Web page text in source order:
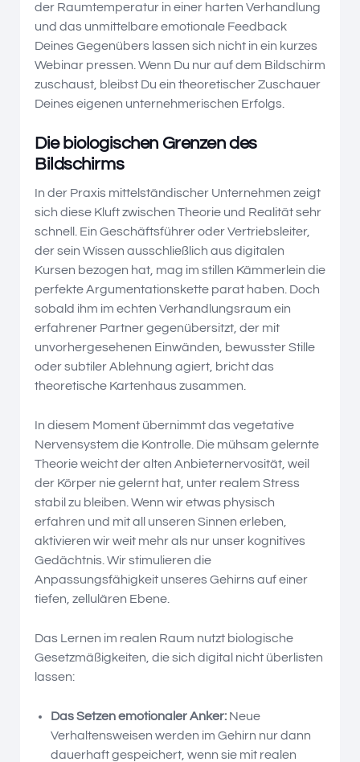
der Raumtemperatur in einer harten Verhandlung
und das unmittelbare emotionale Feedback
Deines Gegenübers lassen sich nicht in ein kurzes
Webinar pressen. Wenn Du nur auf dem Bildschirm
zuschaust, bleibst Du ein theoretischer Zuschauer
Deines eigenen unternehmerischen Erfolgs.
Die biologischen Grenzen des
Bildschirms
In der Praxis mittelständischer Unternehmen zeigt
sich diese Kluft zwischen Theorie und Realität sehr
schnell. Ein Geschäftsführer oder Vertriebsleiter,
der sein Wissen ausschließlich aus digitalen
Kursen bezogen hat, mag im stillen Kämmerlein die
perfekte Argumentationskette parat haben. Doch
sobald ihm im echten Verhandlungsraum ein
erfahrener Partner gegenübersitzt, der mit
unvorhergesehenen Einwänden, bewusster Stille
oder subtiler Ablehnung agiert, bricht das
theoretische Kartenhaus zusammen.
In diesem Moment übernimmt das vegetative
Nervensystem die Kontrolle. Die mühsam gelernte
Theorie weicht der alten Anbieternervosität, weil
der Körper nie gelernt hat, unter realem Stress
stabil zu bleiben. Wenn wir etwas physisch
erfahren und mit all unseren Sinnen erleben,
aktivieren wir weit mehr als nur unser kognitives
Gedächtnis. Wir stimulieren die
Anpassungsfähigkeit unseres Gehirns auf einer
tiefen, zellulären Ebene.
Das Lernen im realen Raum nutzt biologische
Gesetzmäßigkeiten, die sich digital nicht überlisten
lassen:
Das Setzen emotionaler Anker: Neue
Verhaltensweisen werden im Gehirn nur dann
dauerhaft gespeichert, wenn sie mit realen